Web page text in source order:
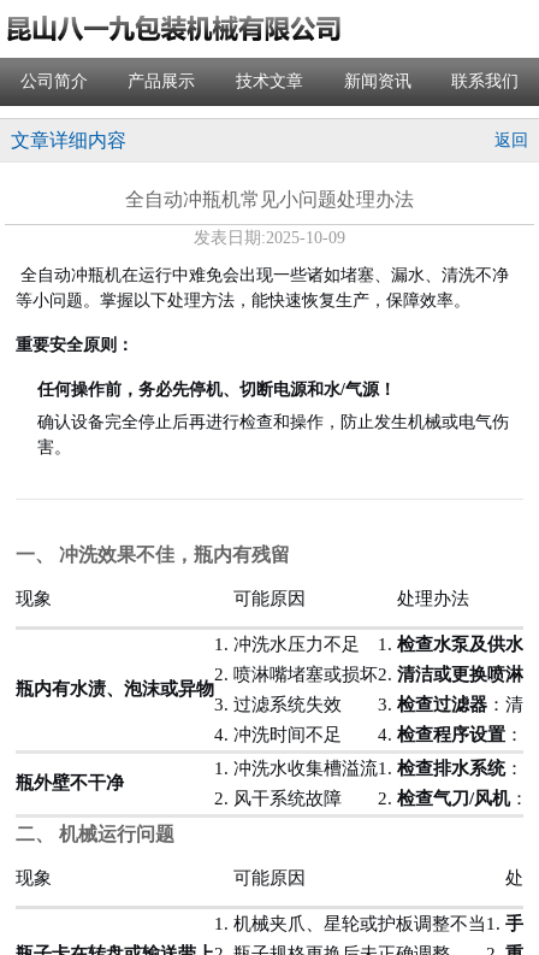
公司简介 产品展示 技术文章 新闻资讯 联系我们
文章详细内容 返回
全自动冲瓶机常见小问题处理办法
发表日期:2025-10-09
全自动冲瓶机在运行中难免会出现一些诸如堵塞、漏水、清洗不净
等小问题。掌握以下处理方法，能快速恢复生产，保障效率。
重要安全原则：
任何操作前，务必先停机、切断电源和水/气源！
确认设备完全停止后再进行检查和操作，防止发生机械或电气伤
害。
一、 冲洗效果不佳，瓶内有残留
现象 可能原因 处理办法
瓶内有水渍、泡沫或异物
1. 冲洗水压力不足
2. 喷淋嘴堵塞或损坏
3. 过滤系统失效
4. 冲洗时间不足
1.检查水泵及供水
2.清洁或更换喷淋
3.检查过滤器 ：清
4.检查程序设置 ：
瓶外壁不干净
1. 冲洗水收集槽溢流
2. 风干系统故障
1.检查排水系统：
2.检查气刀/风机：
二、 机械运行问题
现象 可能原因 处
1. 机械夹爪、星轮或护板调整不当1.手